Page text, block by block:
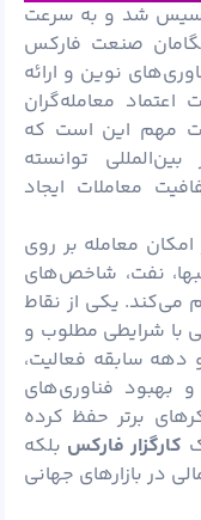
۱۹۹۸ در روسیه تأسیس شد و به سرعت
صنعت فارکس
نوین و ارائه
اعتماد معامله‌گران
مهم این است که
توانسته
معاملات ایجاد
امکان معامله بر روی
نفت، شاخص‌های
می‌کند. یکی از نقاط
با شرایطی مطلوب و
دهه سابقه فعالیت،
بهبود فناوری‌های
برتر حفظ کرده
کارگزار فارکس بلکه
در بازارهای جهانی